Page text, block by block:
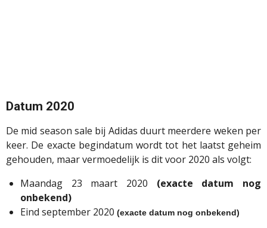
Datum 2020
De mid season sale bij Adidas duurt meerdere weken per
keer. De exacte begindatum wordt tot het laatst geheim
gehouden, maar vermoedelijk is dit voor 2020 als volgt:
Maandag 23 maart 2020 (exacte datum nog
onbekend)
Eind september 2020 (exacte datum nog onbekend)